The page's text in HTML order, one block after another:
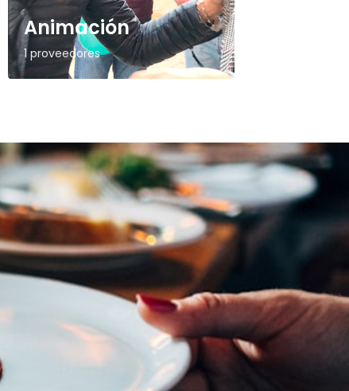
Animación
1 proveedores